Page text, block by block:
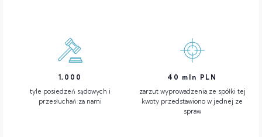
1,000
tyle posiedzeń sądowych i
przesłuchań za nami
40 mln PLN
zarzut wyprowadzenia ze spółki tej
kwoty przedstawiono w jednej ze
spraw